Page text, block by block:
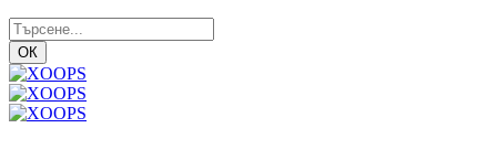
ОК